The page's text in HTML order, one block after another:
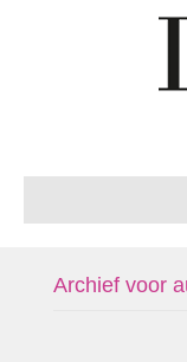
Archief voor